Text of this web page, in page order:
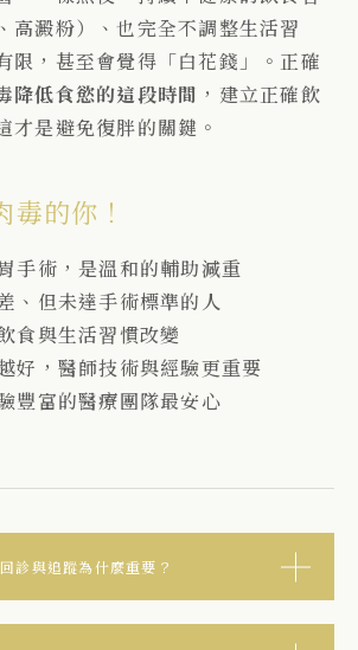
高澱粉）、也完全不調整生活習
限，甚至會覺得「白花錢」。正確
降低食慾的這段時間 ，建立正確飲
才是避免復胖的關鍵。
毒的你！
手術，是溫和的輔助減重
、但未達手術標準的人
食與生活習慣改變
好，醫師技術與經驗更重要
豐富的醫療團隊最安心
診與追蹤為什麼重要？